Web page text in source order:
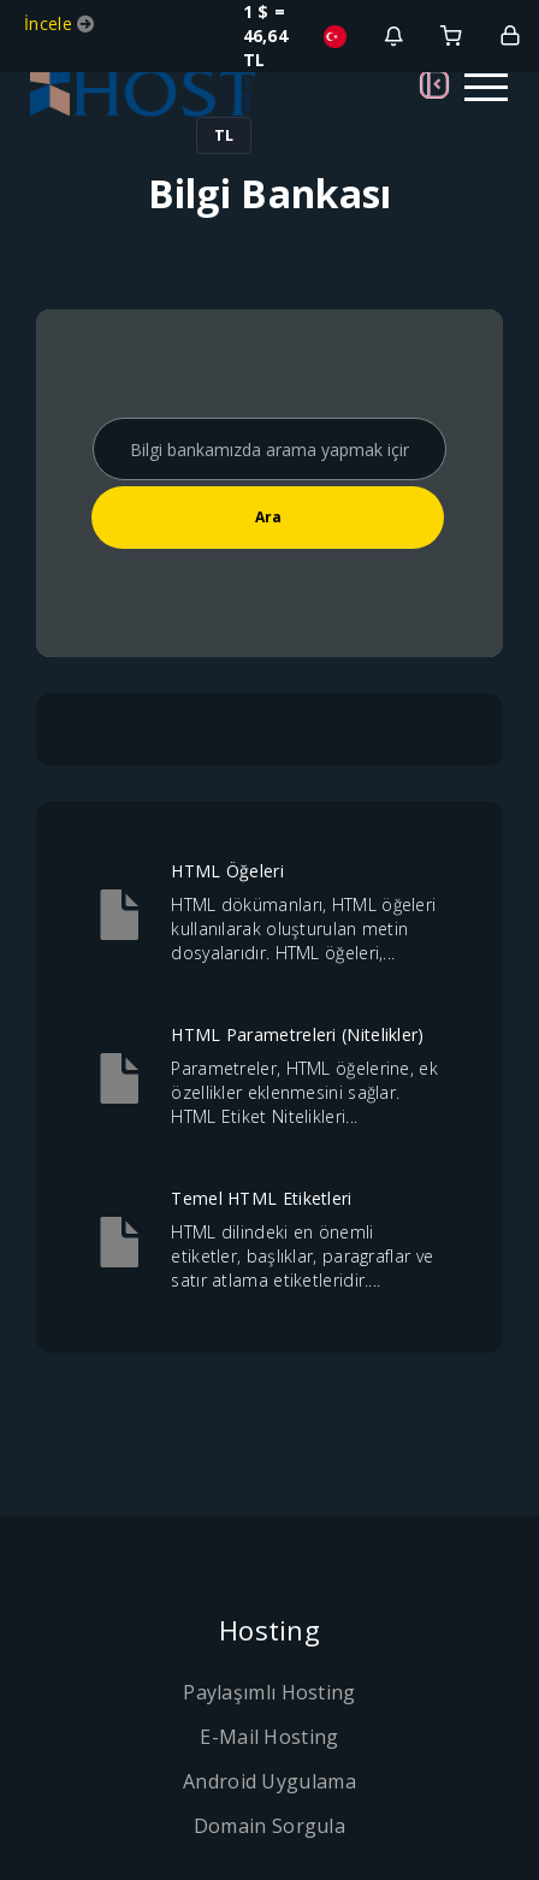
İncele
1 $ =
46,64
TL
TL
Bilgi Bankası
HTML Öğeleri
HTML dökümanları, HTML öğeleri
kullanılarak oluşturulan metin
dosyalarıdır. HTML öğeleri,...
HTML Parametreleri (Nitelikler)
Parametreler, HTML öğelerine, ek
özellikler eklenmesini sağlar.
HTML Etiket Nitelikleri...
Temel HTML Etiketleri
HTML dilindeki en önemli
etiketler, başlıklar, paragraflar ve
satır atlama etiketleridir....
Hosting
Paylaşımlı Hosting
E-Mail Hosting
Android Uygulama
Domain Sorgula